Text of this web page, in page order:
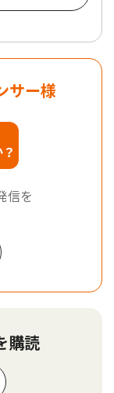
サー様
信を
購読